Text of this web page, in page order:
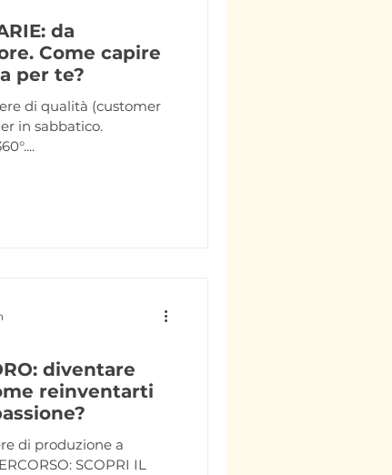
da
Come capire
per te?
di qualità (customer
in sabbatico.
diventare
reinventarti
di produzione a
SCOPRI IL